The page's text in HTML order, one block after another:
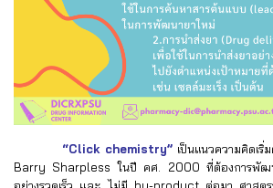
“Click chemistry”เป็นแนวความคิดเริ่
Barry Sharpless ในปี คศ. 2000 ที่ต้องการพัฒน